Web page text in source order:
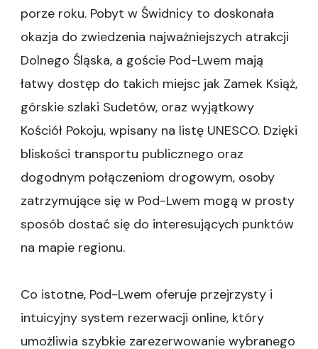
porze roku. Pobyt w Świdnicy to doskonała
okazja do zwiedzenia najważniejszych atrakcji
Dolnego Śląska, a goście Pod-Lwem mają
łatwy dostęp do takich miejsc jak Zamek Książ,
górskie szlaki Sudetów, oraz wyjątkowy
Kościół Pokoju, wpisany na listę UNESCO. Dzięki
bliskości transportu publicznego oraz
dogodnym połączeniom drogowym, osoby
zatrzymujące się w Pod-Lwem mogą w prosty
sposób dostać się do interesujących punktów
na mapie regionu.
Co istotne, Pod-Lwem oferuje przejrzysty i
intuicyjny system rezerwacji online, który
umożliwia szybkie zarezerwowanie wybranego